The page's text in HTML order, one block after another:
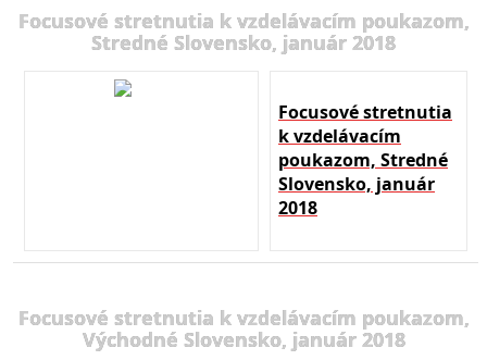
Focusové stretnutia k vzdelávacím poukazom,
Stredné Slovensko, január 2018
Focusové stretnutia
k vzdelávacím
poukazom, Stredné
Slovensko, január
2018
Focusové stretnutia k vzdelávacím poukazom,
Východné Slovensko, január 2018